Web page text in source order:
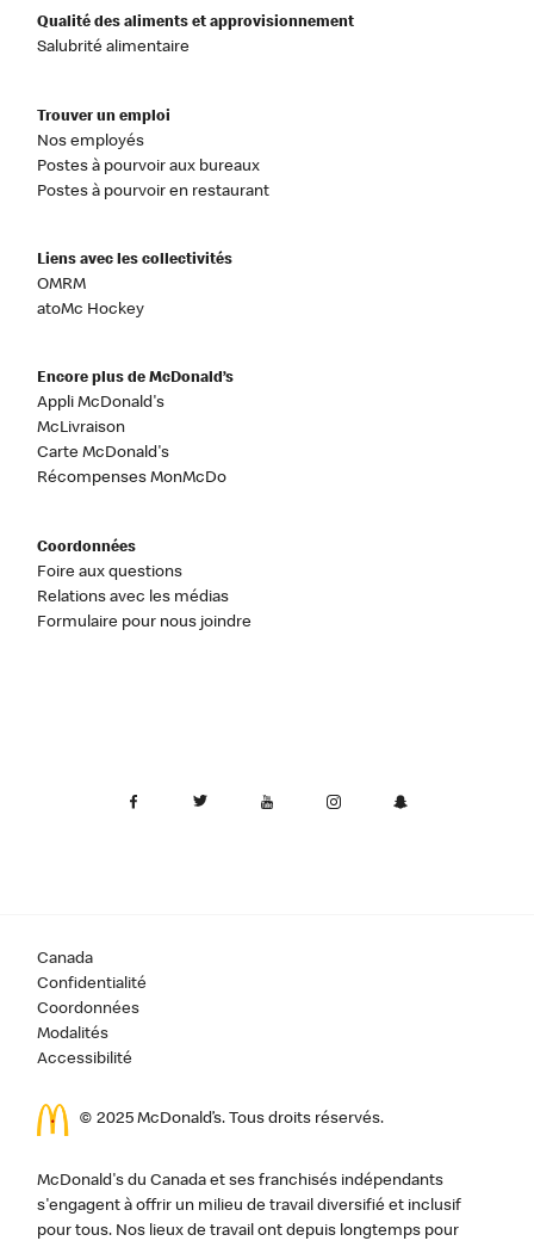
Qualité des aliments et approvisionnement
Salubrité alimentaire
Trouver un emploi
Nos employés
Postes à pourvoir aux bureaux
Postes à pourvoir en restaurant
Liens avec les collectivités
OMRM
atoMc Hockey
Encore plus de McDonald’s
Appli McDonald's
McLivraison
Carte McDonald's
Récompenses MonMcDo
Coordonnées
Foire aux questions
Relations avec les médias
Formulaire pour nous joindre
Canada
Confidentialité
Coordonnées
Modalités
Accessibilité
© 2025 McDonald’s. Tous droits réservés.
McDonald's du Canada et ses franchisés indépendants
s'engagent à offrir un milieu de travail diversifié et inclusif
pour tous. Nos lieux de travail ont depuis longtemps pour